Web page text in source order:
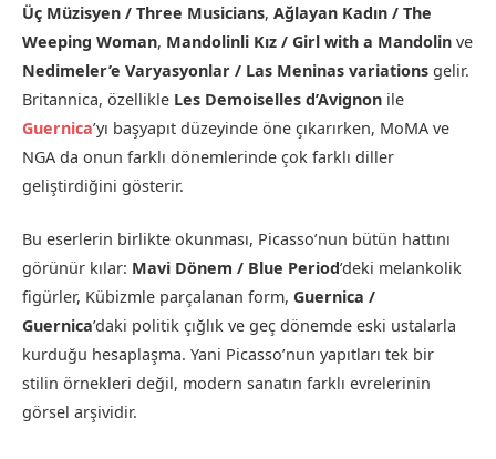
Üç Müzisyen / Three Musicians, Ağlayan Kadın / The
Weeping Woman, Mandolinli Kız / Girl with a Mandolin ve
Nedimeler’e Varyasyonlar / Las Meninas variations gelir.
Britannica, özellikle Les Demoiselles d’Avignon ile
Guernica’yı başyapıt düzeyinde öne çıkarırken, MoMA ve
NGA da onun farklı dönemlerinde çok farklı diller
geliştirdiğini gösterir.
Bu eserlerin birlikte okunması, Picasso’nun bütün hattını
görünür kılar: Mavi Dönem / Blue Period’deki melankolik
figürler, Kübizmle parçalanan form, Guernica /
Guernica’daki politik çığlık ve geç dönemde eski ustalarla
kurduğu hesaplaşma. Yani Picasso’nun yapıtları tek bir
stilin örnekleri değil, modern sanatın farklı evrelerinin
görsel arşividir.